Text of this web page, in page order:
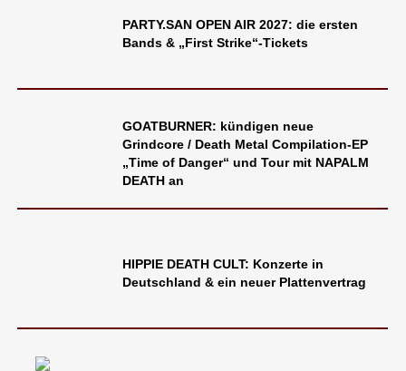
PARTY.SAN OPEN AIR 2027: die ersten
Bands & „First Strike“-Tickets
GOATBURNER: kündigen neue
Grindcore / Death Metal Compilation-EP
„Time of Danger“ und Tour mit NAPALM
DEATH an
HIPPIE DEATH CULT: Konzerte in
Deutschland & ein neuer Plattenvertrag